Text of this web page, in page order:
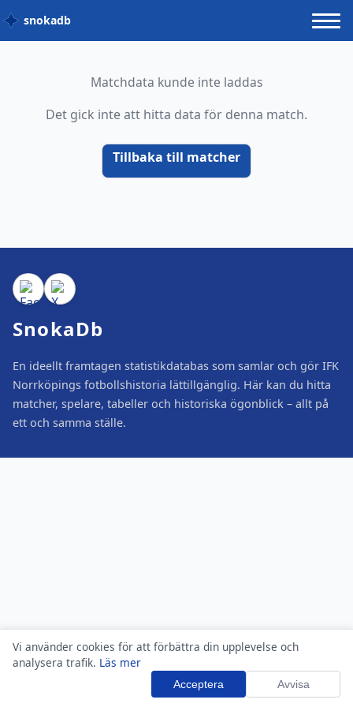
Vi använder cookies för att förbättra din upplevelse och
analysera trafik. Läs mer
Acceptera Avvisa
snokadb
Matchdata kunde inte laddas
Det gick inte att hitta data för denna match.
Tillbaka till matcher
SnokaDb
En ideellt framtagen statistikdatabas som samlar och gör IFK
Norrköpings fotbollshistoria lättillgänglig. Här kan du hitta
matcher, spelare, tabeller och historiska ögonblick – allt på
ett och samma ställe.